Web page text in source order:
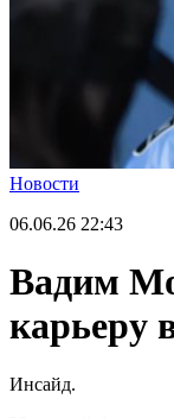
Новости
06.06.26 22:43
Вадим
карьеру
Инсайд.